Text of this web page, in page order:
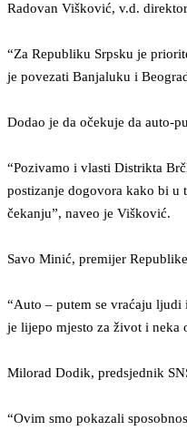
Radovan Višković, v.d.
“Za Republiku Srpsku je
je povezati Banjaluku i
Dodao je da očekuje da auto-
“Pozivamo i vlasti Distrikta
postizanje dogovora kako bi u
čekanju”, naveo je Višković.
Savo Minić, premijer
“Auto – putem se vraćaju
je lijepo mjesto za život i neka
Milorad Dodik, predsjednik
“Ovim smo pokazali